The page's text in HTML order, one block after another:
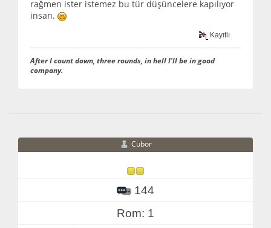
rağmen ister istemez bu tür düşüncelere kapılıyor
insan.
Kayıtlı
After I count down, three rounds, in hell I'll be in good
company.
Cubor
144
Rom: 1